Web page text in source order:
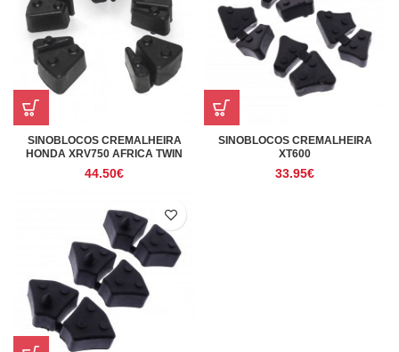
SINOBLOCOS CREMALHEIRA
HONDA XRV750 AFRICA TWIN
44.50€
SINOBLOCOS CREMALHEIRA
XT600
33.95€